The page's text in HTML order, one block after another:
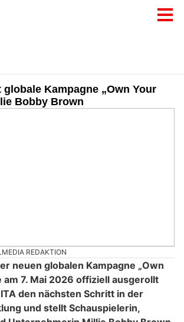
globale Kampagne „Own Your
Bobby Brown
REDAKTION
neuen globalen Kampagne „Own
am 7. Mai 2026 offiziell ausgerollt
den nächsten Schritt in der
und stellt Schauspielerin,